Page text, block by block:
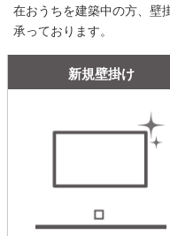
在おうちを建築中の方、壁
承っております。
新規壁掛け